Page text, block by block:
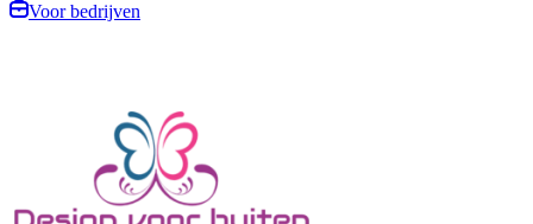
Voor bedrijven